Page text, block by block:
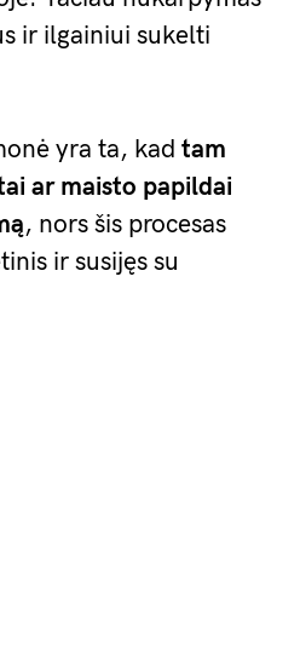
ir ilgainiui sukelti
yra ta, kad tam
ar maisto papildai
, nors šis procesas
ir susijęs su